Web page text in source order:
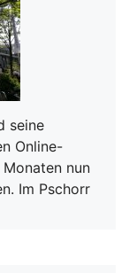
seine
Online-
nun
Im Pschorr